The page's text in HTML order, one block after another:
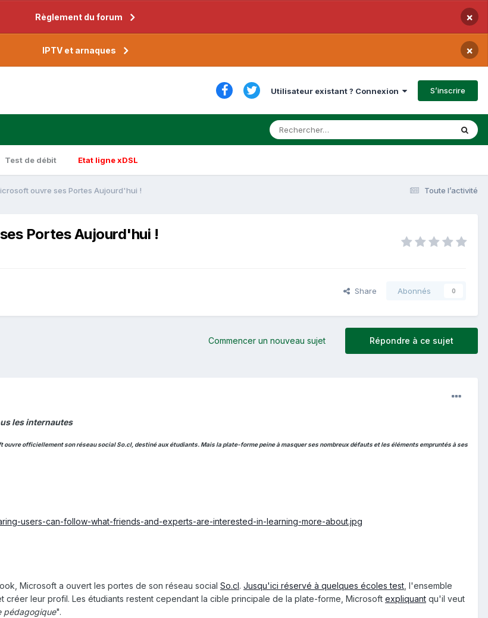
Règlement du forum ×
IPTV et arnaques ×
Utilisateur existant ? Connexion S’inscrire
Test de débit Etat ligne xDSL
Toute l’activité
ouvre ses Portes Aujourd'hui !
Portes Aujourd'hui !
Share Abonnés 0
Répondre à ce sujet
Commencer un nouveau sujet
les internautes
officiellement son réseau social So.cl, destiné aux étudiants. Mais la plate-forme peine à masquer ses nombreux défauts et les éléments empruntés à ses
Microsoft a ouvert les portes de son réseau social So.cl. Jusqu'ici réservé à quelques écoles test , l'ensemble
créer leur profil. Les étudiants restent cependant la cible principale de la plate-forme, Microsoft expliquant qu'il veut
pédagogique".